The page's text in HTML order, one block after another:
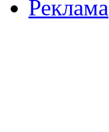
Реклама